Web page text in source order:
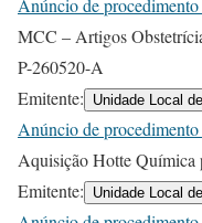
Anúncio de
MCC – Artigos
P-260520-A
Emitente:
Unidade Local
Anúncio de
Aquisição Hotte Química
Emitente:
Unidade Local